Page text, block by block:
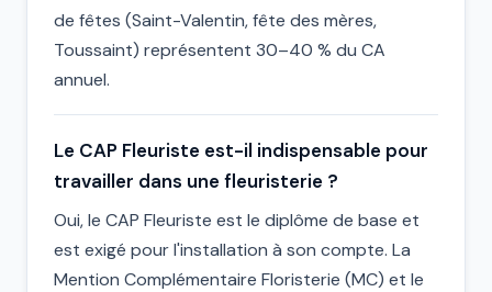
de fêtes (Saint-Valentin, fête des mères,
Toussaint) représentent 30–40 % du CA
annuel.
Le CAP Fleuriste est-il indispensable pour
travailler dans une fleuristerie ?
Oui, le CAP Fleuriste est le diplôme de base et
est exigé pour l'installation à son compte. La
Mention Complémentaire Floristerie (MC) et le